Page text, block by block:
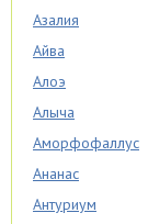
Азалия
Айва
Алоэ
Алыча
Аморфофаллус
Ананас
Антуриум